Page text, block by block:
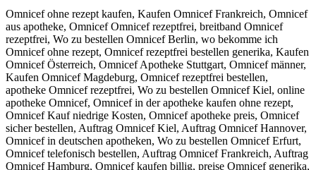
Omnicef ohne rezept kaufen, Kaufen Omnicef Frankreich, Omnicef
aus apotheke, Omnicef Omnicef rezeptfrei, breitband Omnicef
rezeptfrei, Wo zu bestellen Omnicef Berlin, wo bekomme ich
Omnicef ohne rezept, Omnicef rezeptfrei bestellen generika, Kaufen
Omnicef Österreich, Omnicef Apotheke Stuttgart, Omnicef männer,
Kaufen Omnicef Magdeburg, Omnicef rezeptfrei bestellen,
apotheke Omnicef rezeptfrei, Wo zu bestellen Omnicef Kiel, online
apotheke Omnicef, Omnicef in der apotheke kaufen ohne rezept,
Omnicef Kauf niedrige Kosten, Omnicef apotheke preis, Omnicef
sicher bestellen, Auftrag Omnicef Kiel, Auftrag Omnicef Hannover,
Omnicef in deutschen apotheken, Wo zu bestellen Omnicef Erfurt,
Omnicef telefonisch bestellen, Auftrag Omnicef Frankreich, Auftrag
Omnicef Hamburg, Omnicef kaufen billig, preise Omnicef generika,